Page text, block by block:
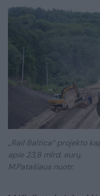
„Rail Baltica“ projekto
apie 23,8 mlrd. eurų.
M.Patašiaus nuotr.